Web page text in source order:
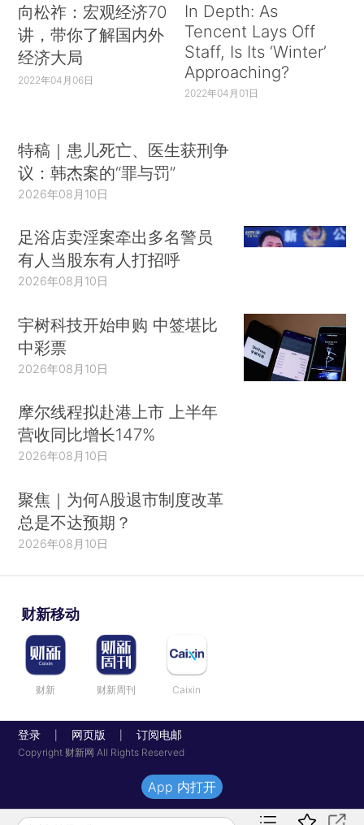
向松祚：宏观经济70
讲，带你了解国内外
经济大局
2022年04月06日
In Depth: As
Tencent Lays Off
Staff, Is Its ‘Winter’
Approaching?
2022年04月01日
特稿｜患儿死亡、医生获刑争
议：韩杰案的“罪与罚”
2026年08月10日
足浴店卖淫案牵出多名警员
有人当股东有人打招呼
2026年08月10日
宇树科技开始申购 中签堪比
中彩票
2026年08月10日
摩尔线程拟赴港上市 上半年
营收同比增长147%
2026年08月10日
聚焦｜为何A股退市制度改革
总是不达预期？
2026年08月10日
财新移动
财新 财新周刊 Caixin
登录 网页版 订阅电邮
Copyright 财新网 All Rights Reserved
App 内打开